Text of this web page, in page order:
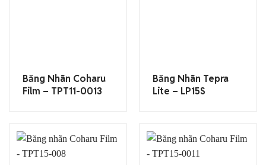
Băng Nhãn Coharu
Film – TPT11-0013
Băng Nhãn Tepra
Lite – LP15S